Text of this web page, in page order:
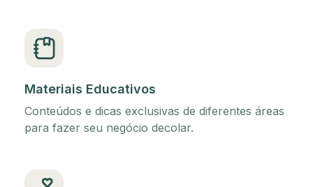
Materiais Educativos
Conteúdos e dicas exclusivas de diferentes áreas
para fazer seu negócio decolar.